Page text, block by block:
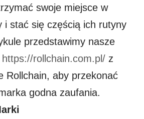
swoje miejsce w
i stać się częścią ich rutyny
przedstawimy nasze
https://rollchain.com.pl/ z
Rollchain, aby przekonać
godna zaufania.